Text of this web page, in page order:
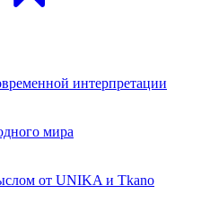
интерпретации
мира
от UNIKA и Tkano